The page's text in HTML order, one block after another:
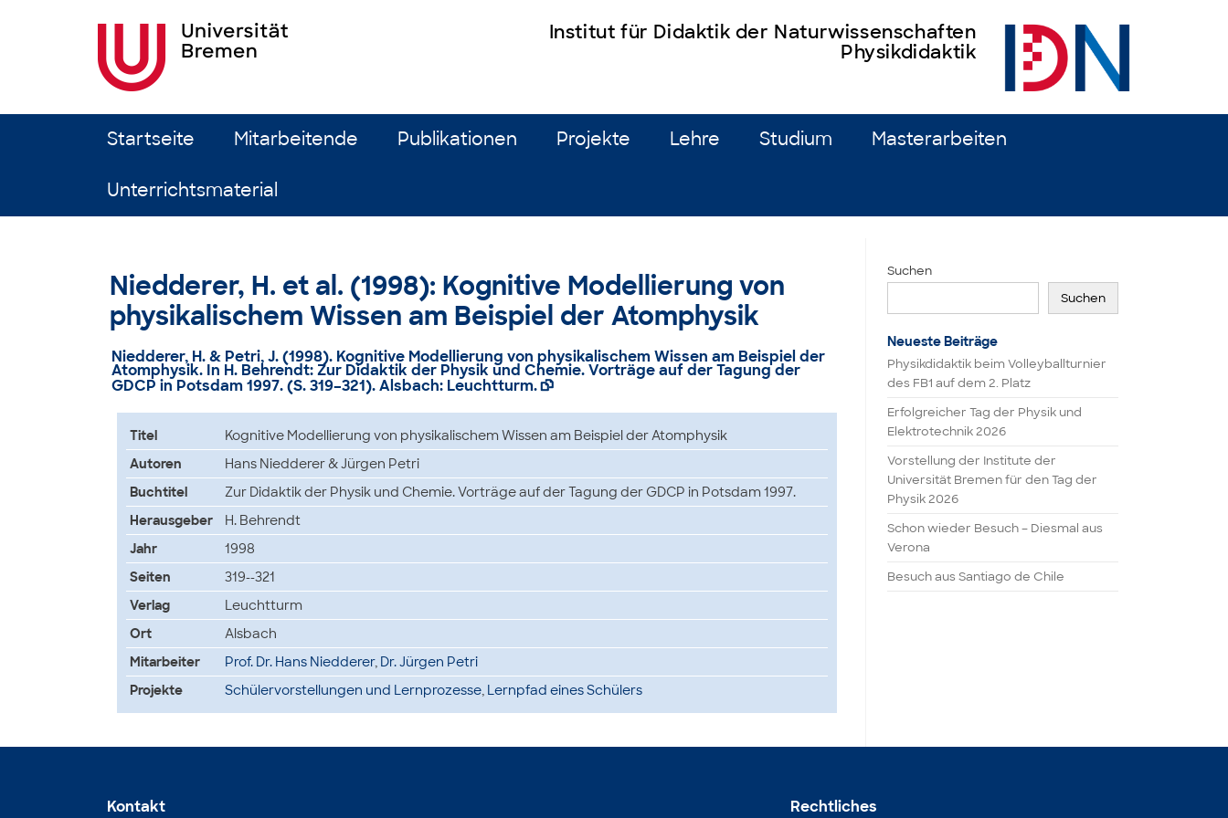
Institut für Didaktik der Naturwissenschaften
Physikdidaktik
Zum Inhalt springen
Startseite Mitarbeitende Publikationen Projekte Lehre Studium Masterarbeiten
Unterrichtsmaterial
Niedderer, H. et al. (1998): Kognitive Modellierung von
physikalischem Wissen am Beispiel der Atomphysik
Niedderer, H. & Petri, J. (1998). Kognitive Modellierung von physikalischem Wissen am Beispiel der
Atomphysik. In H. Behrendt: Zur Didaktik der Physik und Chemie. Vorträge auf der Tagung der
GDCP in Potsdam 1997. (S. 319–321). Alsbach: Leuchtturm. 
Titel
Kognitive Modellierung von physikalischem Wissen am Beispiel der Atomphysik
Autoren
Hans Niedderer & Jürgen Petri
Buchtitel
Zur Didaktik der Physik und Chemie. Vorträge auf der Tagung der GDCP in Potsdam 1997.
Herausgeber
H. Behrendt
Jahr
1998
Seiten
319--321
Verlag
Leuchtturm
Ort
Alsbach
Mitarbeiter
Prof. Dr. Hans Niedderer, Dr. Jürgen Petri
Projekte
Schülervorstellungen und Lernprozesse, Lernpfad eines Schülers
Suchen
Suchen
Neueste Beiträge
Physikdidaktik beim Volleyballturnier
des FB1 auf dem 2. Platz
Erfolgreicher Tag der Physik und
Elektrotechnik 2026
Vorstellung der Institute der
Universität Bremen für den Tag der
Physik 2026
Schon wieder Besuch – Diesmal aus
Verona
Besuch aus Santiago de Chile
Kontakt Rechtliches